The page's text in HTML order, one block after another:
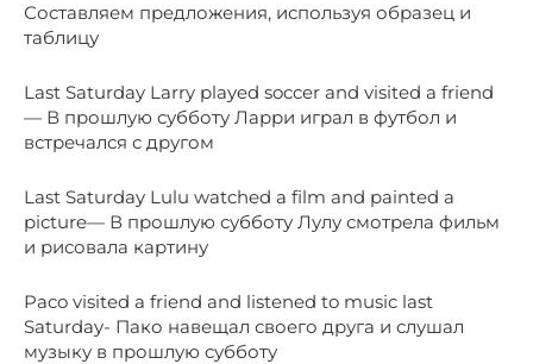
Составляем предложения, используя образец и
таблицу
Last Saturday Larry played soccer and visited a friend
— В прошлую субботу Ларри играл в футбол и
встречался с другом
Last Saturday Lulu watched a film and painted a
picture— В прошлую субботу Лулу смотрела фильм
и рисовала картину
Paco visited a friend and listened to music last
Saturday- Пако навещал своего друга и слушал
музыку в прошлую субботу